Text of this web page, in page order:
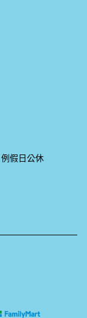
假日公休
page
page